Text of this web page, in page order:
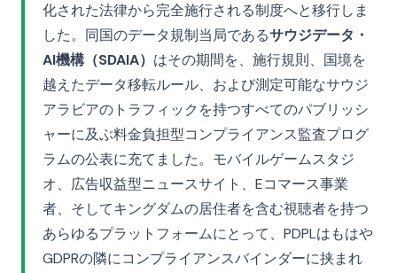
化された法律から完全施行される制度へと移行しま
した。同国のデータ規制当局であるサウジデータ・
AI機構（SDAIA） はその期間を、施行規則、国境を
越えたデータ移転ルール、および測定可能なサウジ
アラビアのトラフィックを持つすべてのパブリッシ
ャーに及ぶ料金負担型コンプライアンス監査プログ
ラムの公表に充てました。モバイルゲームスタジ
オ、広告収益型ニュースサイト、Eコマース事業
者、そしてキングダムの居住者を含む視聴者を持つ
あらゆるプラットフォームにとって、PDPLはもはや
GDPRの隣にコンプライアンスバインダーに挟まれ